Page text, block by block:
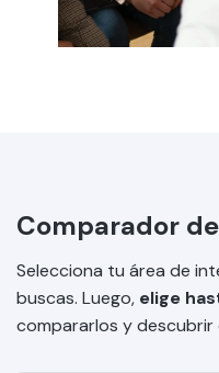
Comparador
Selecciona tu área de
buscas. Luego, elige
compararlos y descubrir